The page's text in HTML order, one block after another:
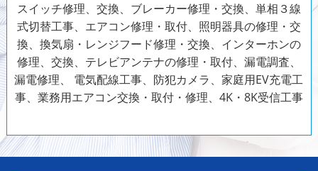
スイッチ修理、交換、ブレーカー修理・交換、単相３線
式切替工事、エアコン修理・取付、照明器具の修理・交
換、換気扇・レンジフード修理・交換、インターホンの
修理、交換、テレビアンテナの修理・取付、漏電調査、
漏電修理、 電気配線工事、防犯カメラ、家庭用EV充電工
事、業務用エアコン交換・取付・修理、4K・8K受信工事